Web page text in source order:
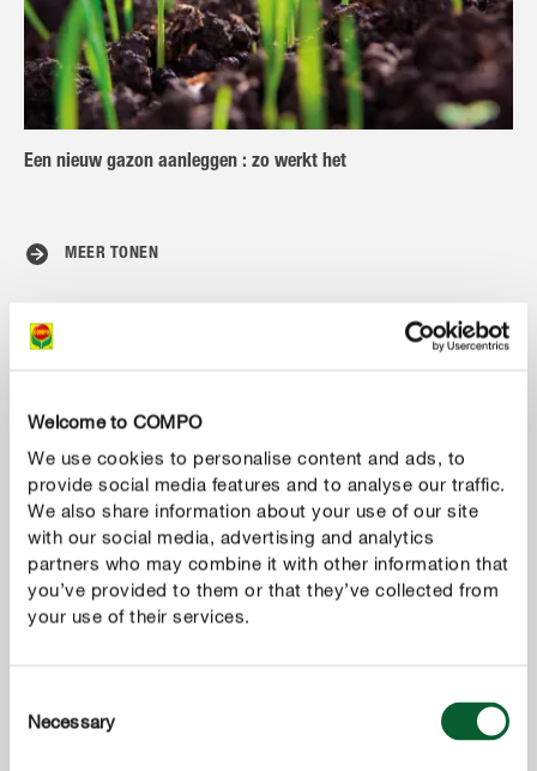
Welcome to COMPO
We use cookies to personalise content and ads, to
provide social media features and to analyse our traffic.
We also share information about your use of our site
with our social media, advertising and analytics
partners who may combine it with other information that
you’ve provided to them or that they’ve collected from
your use of their services.
Selection
Necessary
Een nieuw gazon aanleggen : zo werkt het
MEER TONEN